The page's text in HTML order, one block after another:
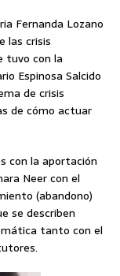
Fernanda Lozano
las crisis
tuvo con la
Espinosa Salcido
de crisis
de cómo actuar
con la aportación
Neer con el
(abandono)
se describen
tanto con el